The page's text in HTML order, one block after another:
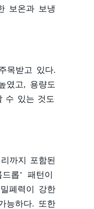
보온과 보냉
목받고 있다.
였고, 용량도
수 있는 것도
까지 포함된
드롭’ 패턴이
폐력이 강한
능하다.
또한